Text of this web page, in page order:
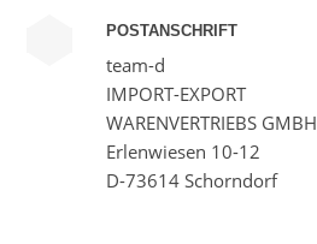
POSTANSCHRIFT
team-d
IMPORT-EXPORT
WARENVERTRIEBS GMBH
Erlenwiesen 10-12
D-73614 Schorndorf